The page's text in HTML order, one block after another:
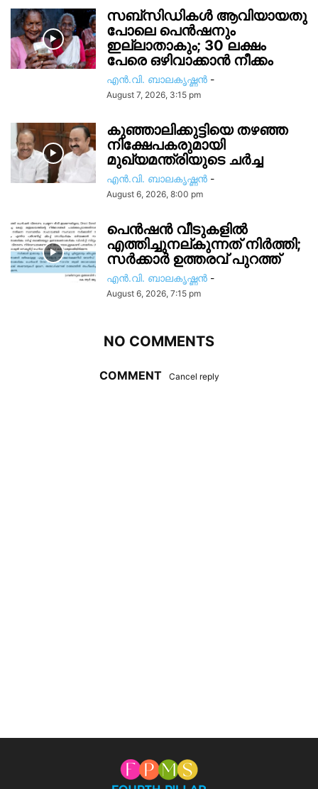
സബ്സിഡികൾ ആവിയായതു
പോലെ പെൻഷനും
ഇല്ലാതാകും; 30 ലക്ഷം
പേരെ ഒഴിവാക്കാൻ നീക്കം
എൻ.വി. ബാലകൃഷ്ണൻ -
August 7, 2026, 3:15 pm
കുഞ്ഞാലിക്കുട്ടിയെ തഴഞ്ഞ
നിക്ഷേപകരുമായി
മുഖ്യമന്ത്രിയുടെ ചർച്ച
എൻ.വി. ബാലകൃഷ്ണൻ -
August 6, 2026, 8:00 pm
പെൻഷൻ വീടുകളിൽ
എത്തിച്ചുനല്കുന്നത് നിർത്തി;
സര്‍ക്കാർ ഉത്തരവ് പുറത്ത്
എൻ.വി. ബാലകൃഷ്ണൻ -
August 6, 2026, 7:15 pm
NO COMMENTS
COMMENT Cancel reply